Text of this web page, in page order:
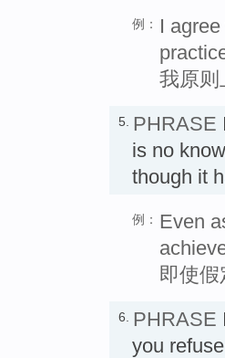
例：
I
我原则
5. PHRASE
is no
though it
例： Even
即使
6. PHRASE
you